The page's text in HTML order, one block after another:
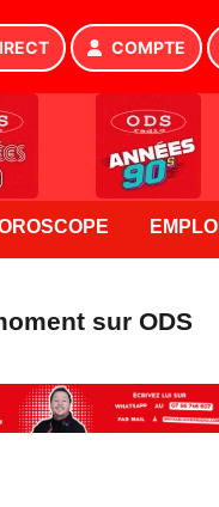
COMPTE
EMPLOI
sur ODS